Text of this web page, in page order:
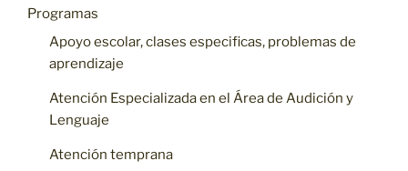
Programas
Apoyo escolar, clases especificas, problemas de
aprendizaje
Atención Especializada en el Área de Audición y
Lenguaje
Atención temprana